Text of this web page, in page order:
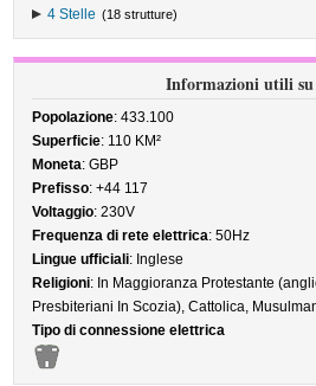
4 Stelle (18 strutture)
Informazioni utili
Popolazione: 433.100
Superficie: 110 KM²
Moneta: GBP
Prefisso: +44 117
Voltaggio: 230V
Frequenza di rete elettrica: 50Hz
Lingue ufficiali: Inglese
Religioni: In Maggioranza Protestante
Presbiteriani In Scozia), Cattolica,
Tipo di connessione elettrica